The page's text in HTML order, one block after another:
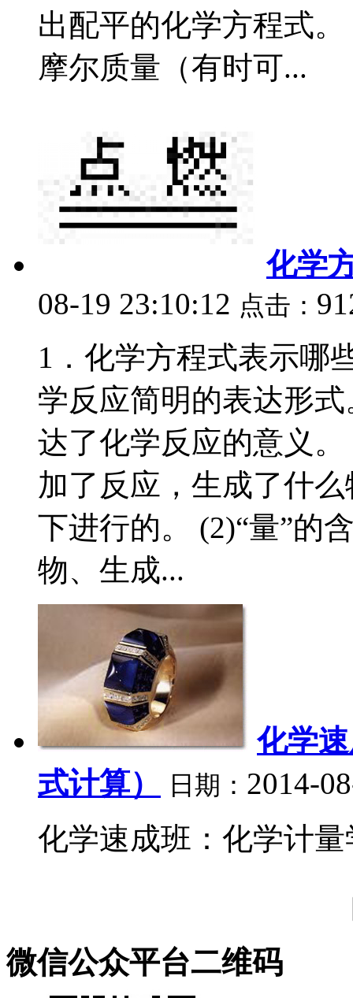
出配平的化学方程式
摩尔质量（有时可...
化学
08-19 23:10:12 点击：
1．化学方程式表示哪
学反应简明的表达形式
达了化学反应的意义
加了反应，生成了什
下进行的。 (2)“量”的
物、生成...
化学
式计算）
日期： 2014-
化学速成班：化学计量
微信公众平台二维码